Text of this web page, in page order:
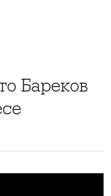
Бареков